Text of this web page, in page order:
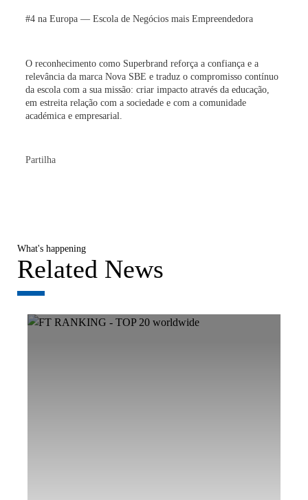
#4 na Europa — Escola de Negócios mais Empreendedora
O reconhecimento como Superbrand reforça a confiança e a
relevância da marca Nova SBE e traduz o compromisso contínuo
da escola com a sua missão: criar impacto através da educação,
em estreita relação com a sociedade e com a comunidade
académica e empresarial.
Partilha
What's happening
Related News